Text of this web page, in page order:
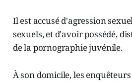
Il est accusé d'agression
sexuels, et d'avoir possédé,
de la pornographie juvénile.
À son domicile, les enquêteurs